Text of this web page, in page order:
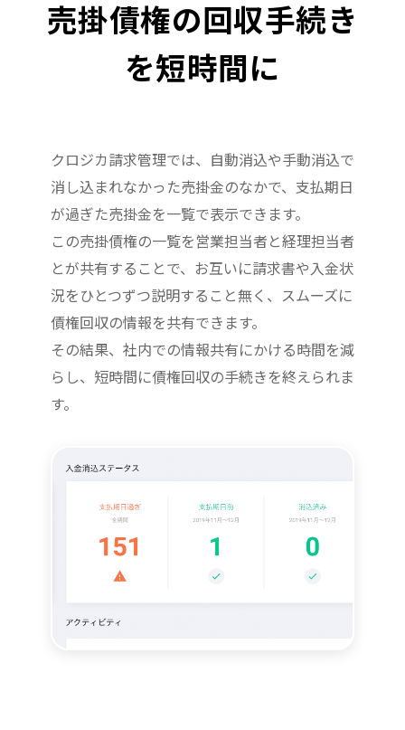
売掛債権の回収手続き
を短時間に
クロジカ請求管理では、自動消込や手動消込で
消し込まれなかった売掛金のなかで、支払期日
が過ぎた売掛金を一覧で表示できます。
この売掛債権の一覧を営業担当者と経理担当者
とが共有することで、お互いに請求書や入金状
況をひとつずつ説明すること無く、スムーズに
債権回収の情報を共有できます。
その結果、社内での情報共有にかける時間を減
らし、短時間に債権回収の手続きを終えられま
す。